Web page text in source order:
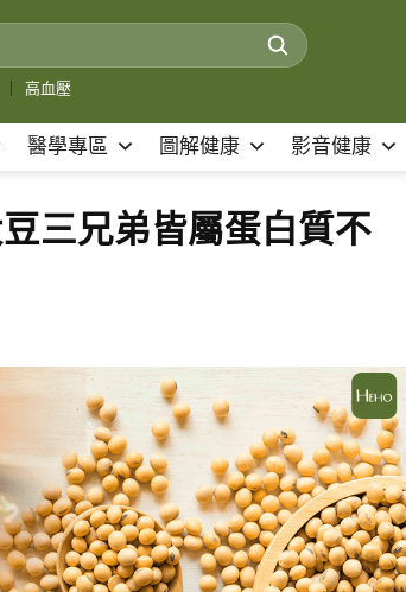
高血壓
醫學專區 圖解健康 影音健康
三兄弟皆屬蛋白質不